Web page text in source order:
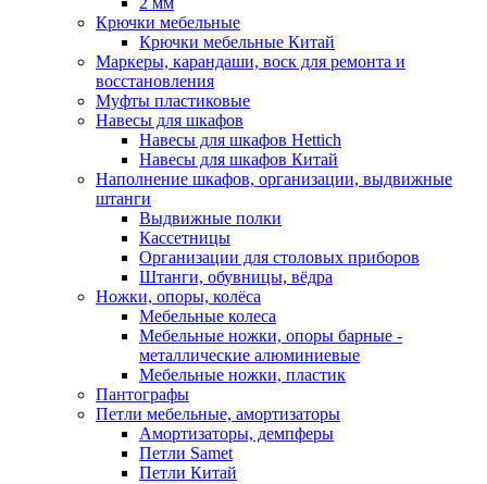
Крючки мебельные
Крючки мебельные Китай
Маркеры, карандаши, воск для ремонта и
восстановления
Муфты пластиковые
Навесы для шкафов
Навесы для шкафов Hettich
Навесы для шкафов Китай
Наполнение шкафов, организации, выдвижные
штанги
Выдвижные полки
Кассетницы
Организации для столовых приборов
Штанги, обувницы, вёдра
Ножки, опоры, колёса
Мебельные колеса
Мебельные ножки, опоры барные -
металлические алюминиевые
Мебельные ножки, пластик
Пантографы
Петли мебельные, амортизаторы
Амортизаторы, демпферы
Петли Samet
Петли Китай